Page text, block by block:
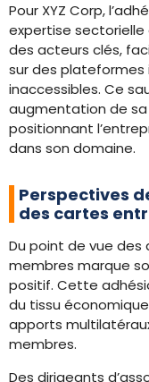
Pour XYZ Corp,
expertise
des acteurs clés,
sur des
inaccessibles. Ce
augmentation de
positionnant
dans son domaine.
Perspectives
des cartes
Du point de vue des
membres marque
positif. Cette
du tissu
apports
membres.
Des dirigeants